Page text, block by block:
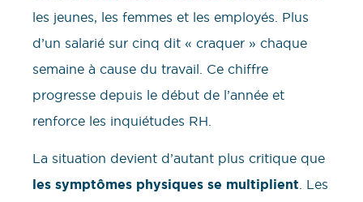
les jeunes, les femmes et les employés. Plus
d’un salarié sur cinq dit « craquer » chaque
semaine à cause du travail. Ce chiffre
progresse depuis le début de l’année et
renforce les inquiétudes RH.
La situation devient d’autant plus critique que
les symptômes physiques se multiplient. Les